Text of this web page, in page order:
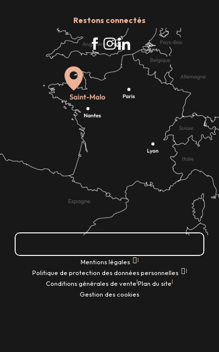
Restons connectés
Mentions légales |
Politique de protection des données personnelles |
Conditions générales de vente|Plan du site|
Gestion des cookies